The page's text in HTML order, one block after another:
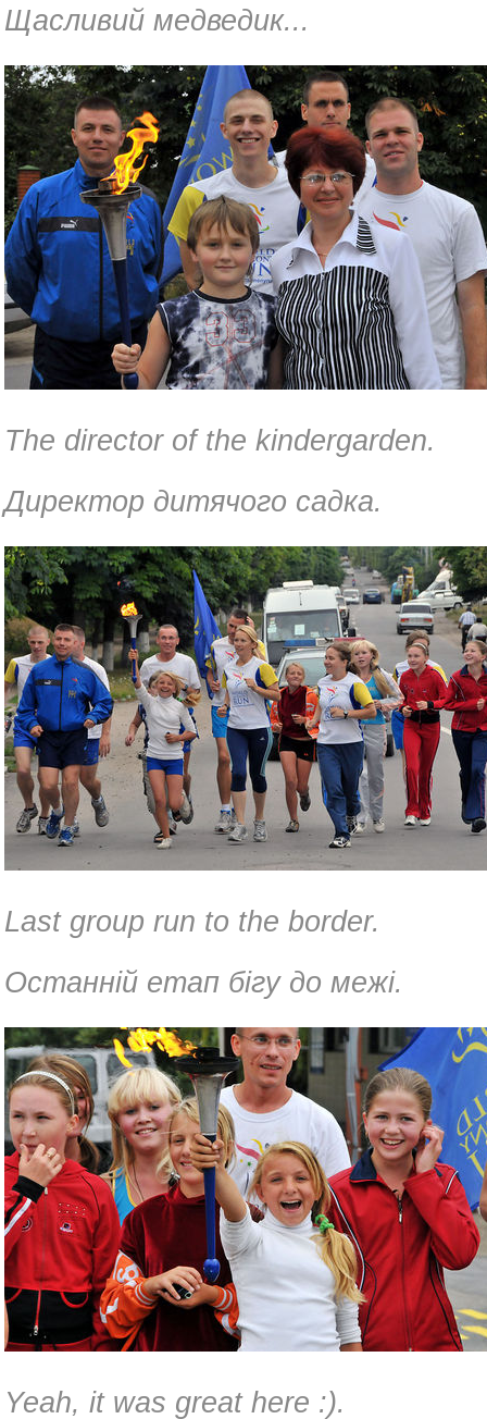
Щасливий медведик...
The director of the kindergarden.
Директор дитячого садка.
Last group run to the border.
Останній етап бігу до межі.
Yeah, it was great here :).